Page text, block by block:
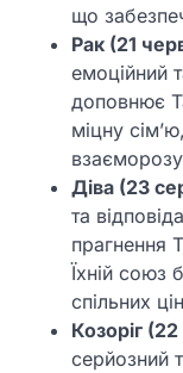
що
Рак (21
емоційний
доповнює
міцну
Діва (23
та
прагнення
Їхній союз
спільних
Козоріг
серйозний